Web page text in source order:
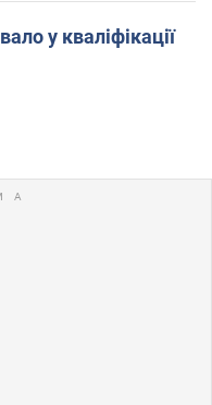
у кваліфікації